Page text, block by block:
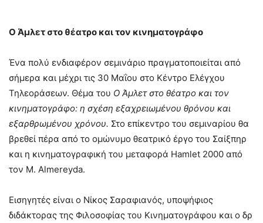
Ο Άμλετ στο θέατρο και τον κινηματογράφο
Ένα πολύ ενδιαφέρον σεμινάριο πραγματοποιείται από
σήμερα και μέχρι τις 30 Μαΐου στο Κέντρο Ελέγχου
Τηλεοράσεων. Θέμα του Ο Άμλετ στο θέατρο και τον
κινηματογράφο: η σχέση εξαχρειωμένου θρόνου και
εξαρθρωμένου χρόνου. Στο επίκεντρο του σεμιναρίου θα
βρεθεί πέρα από το ομώνυμο θεατρικό έργο του Σαίξπηρ
και η κινηματογραφική του μεταφορά Hamlet 2000 από
τον M. Almereyda.
Εισηγητές είναι ο Νίκος Σαραφιανός, υποψήφιος
διδάκτορας της Φιλοσοφίας του Κινηματογράφου και ο δρ